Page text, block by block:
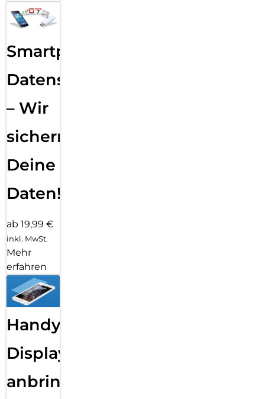
Smartphone
Datensicherung
– Wir
sichern
Deine
Daten!
ab 19,99 €
inkl. MwSt.
Mehr
erfahren
Handy
Displayfolie
anbringen